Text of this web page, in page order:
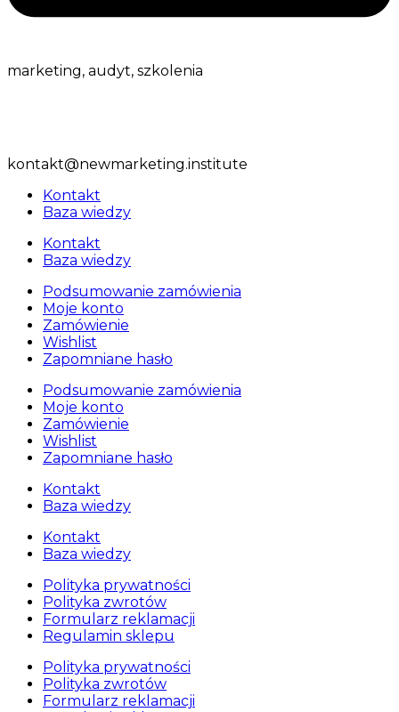
marketing, audyt, szkolenia
kontakt@newmarketing.institute
Kontakt
Baza wiedzy
Kontakt
Baza wiedzy
Podsumowanie zamówienia
Moje konto
Zamówienie
Wishlist
Zapomniane hasło
Podsumowanie zamówienia
Moje konto
Zamówienie
Wishlist
Zapomniane hasło
Kontakt
Baza wiedzy
Kontakt
Baza wiedzy
Polityka prywatności
Polityka zwrotów
Formularz reklamacji
Regulamin sklepu
Polityka prywatności
Polityka zwrotów
Formularz reklamacji